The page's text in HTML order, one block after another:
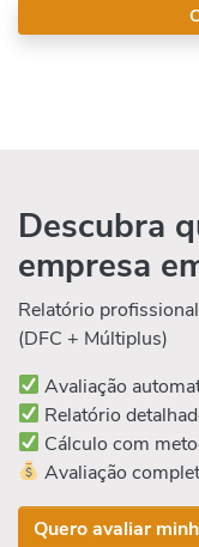
Descubra
empresa
Relatório
(DFC + Múltiplus)
Avaliação
Relatório
Cálculo com
Avaliação
Quero avaliar